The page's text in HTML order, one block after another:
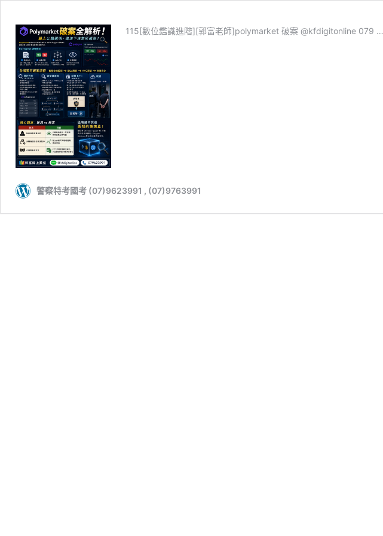
115[數位鑑識進階][郭富老師]polymarket 破案 @kfdigitonline 079 …
警察特考國考 (07)9623991 , (07)9763991